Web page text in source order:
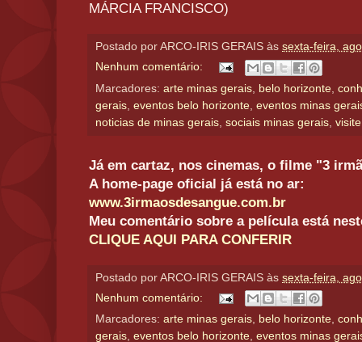
MÁRCIA FRANCISCO)
Postado por ARCO-IRIS GERAIS às sexta-feira,
Nenhum comentário:
Marcadores: arte minas gerais belo horizonte
gerais eventos belo horizonte eventos minas
noticias de minas gerais sociais minas gerais
Já em cartaz, nos cinemas, o filme "3
A home-page oficial já está no ar:
www.3irmaosdesangue.com.br
Meu comentário sobre a película está
CLIQUE AQUI PARA CONFERIR
Postado por ARCO-IRIS GERAIS às sexta-feira,
Nenhum comentário:
Marcadores: arte minas gerais, belo horizonte,
gerais, eventos belo horizonte, eventos minas